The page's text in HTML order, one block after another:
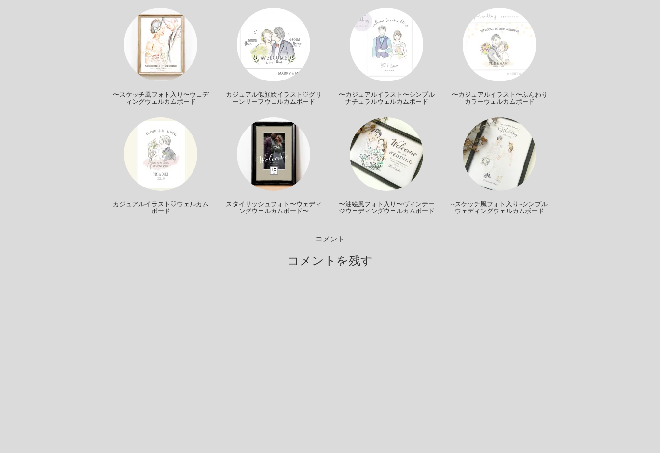
〜スケッチ風フォト入り〜ウェデ
ィングウェルカムボード
カジュアル似顔絵イラスト♡グリ
ーンリーフウェルカムボード
〜カジュアルイラスト〜シンプル
ナチュラルウェルカムボード
〜カジュアルイラスト〜ふんわり
カラーウェルカムボード
カジュアルイラスト♡ウェルカム
ボード
スタイリッシュフォト〜ウェディ
ングウェルカムボード〜
〜油絵風フォト入り〜ヴィンテー
ジウェディングウェルカムボード
~スケッチ風フォト入り~シンプル
ウェディングウェルカムボード
コメント
コメントを残す